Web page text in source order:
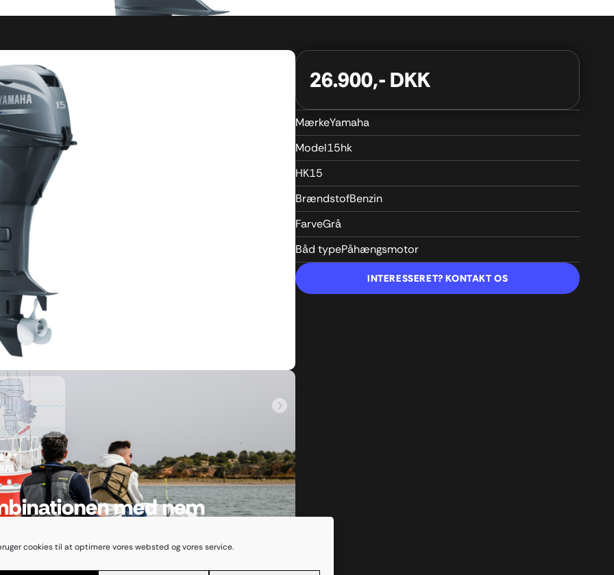
cookies til at optimere vores websted og vores service.
26.900,- DKK
MærkeYamaha
Model15hk
HK15
BrændstofBenzin
FarveGrå
Båd typePåhængsmotor
INTERESSERET? KONTAKT OS
med nem
den i den pålidelige